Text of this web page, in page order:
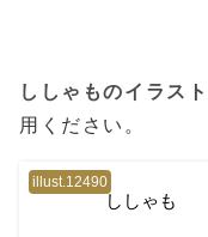
ししゃものイラスト
用ください。
illust.12490
ししゃも